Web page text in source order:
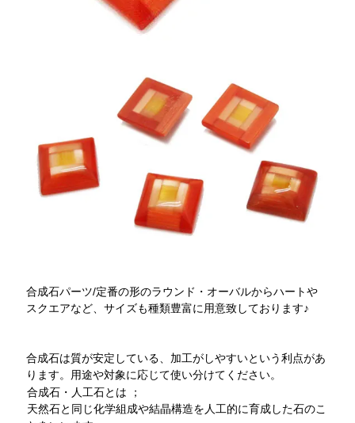
合成石パーツ/定番の形のラウンド・オーバルからハートや
スクエアなど、サイズも種類豊富に用意致しております♪
合成石は質が安定している、加工がしやすいという利点があ
ります。用途や対象に応じて使い分けてください。
合成石・人工石とは ；
天然石と同じ化学組成や結晶構造を人工的に育成した石のこ